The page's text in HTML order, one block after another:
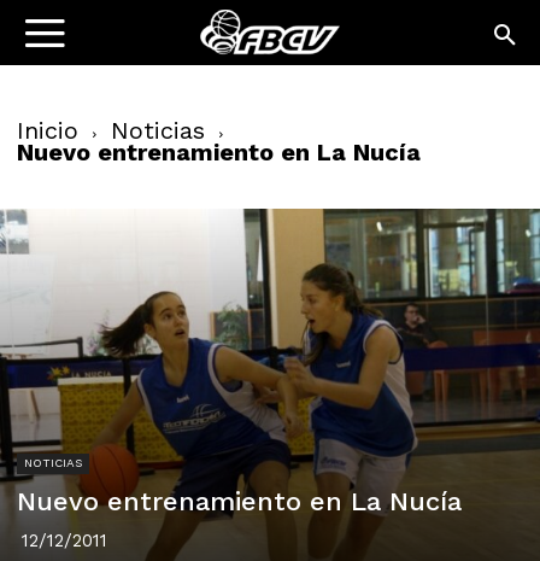
Inicio Noticias
Nuevo entrenamiento en La Nucía
NOTICIAS
Nuevo entrenamiento en La Nucía
12/12/2011